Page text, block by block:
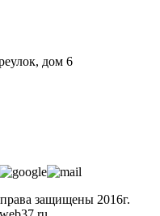
дом 6
защищены 2016г.